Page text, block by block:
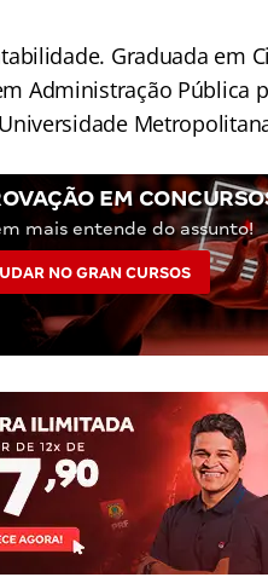
Graduada em
Administração Pública
EM
mais entende do assunto!
NO GRAN CURSOS